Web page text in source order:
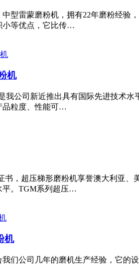
型雷蒙磨粉机，拥有22年磨粉经验
小等优点，它比传…
机
我公司新近推出具有国际先进技术
品粒度、性能可…
书，超压梯形磨粉机享誉澳大利亚
平。TGM系列超压…
机
们公司几年的磨机生产经验，它的